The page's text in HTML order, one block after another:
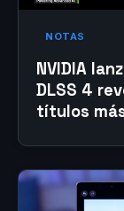
NOTAS
NVIDIA
DLSS 4
títulos